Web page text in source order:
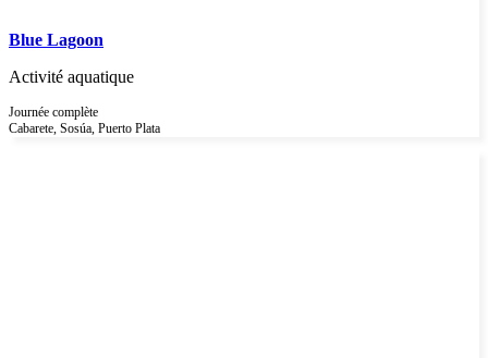
Blue Lagoon
Activité aquatique
Journée complète
Cabarete, Sosúa, Puerto Plata